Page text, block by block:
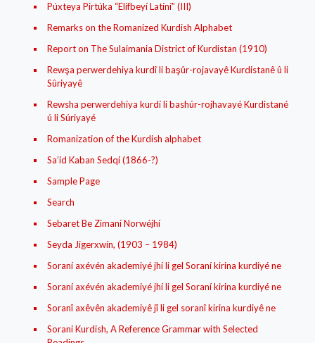
Púxteya Pirtúka “Elifbeyí Latíní” (III)
Remarks on the Romanized Kurdish Alphabet
Report on The Sulaimania District of Kurdistan (1910)
Rewşa perwerdehiya kurdî li başûr-rojavayê Kurdistanê û li
Sûriyayê
Rewsha perwerdehiya kurdí li bashúr-rojhavayé Kurdistané
ú li Súriyayé
Romanization of the Kurdish alphabet
Sa’id Kaban Sedqi (1866-?)
Sample Page
Search
Sebaret Be Zimaní Norwéjhí
Seyda Jigerxwín, (1903 – 1984)
Soraní axévén akademiyé jhí li gel Soraní kirina kurdiyé ne
Soraní axévén akademiyé jhí li gel Soraní kirina kurdiyé ne
Soranî axêvên akademiyê jî li gel soranî kirina kurdiyê ne
Sorani Kurdish, A Reference Grammar with Selected